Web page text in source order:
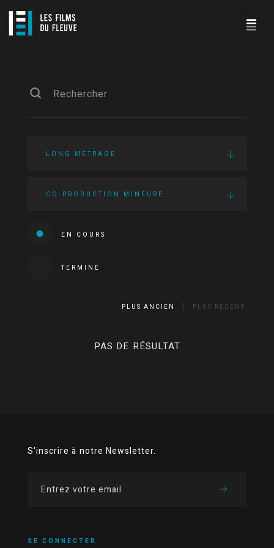
LONG MÉTRAGE
CO-PRODUCTION MINEURE
EN COURS
TERMINÉ
PLUS ANCIEN PLUS RÉCENT
PAS DE RÉSULTAT
S'inscrire à notre Newsletter.
SE CONNECTER